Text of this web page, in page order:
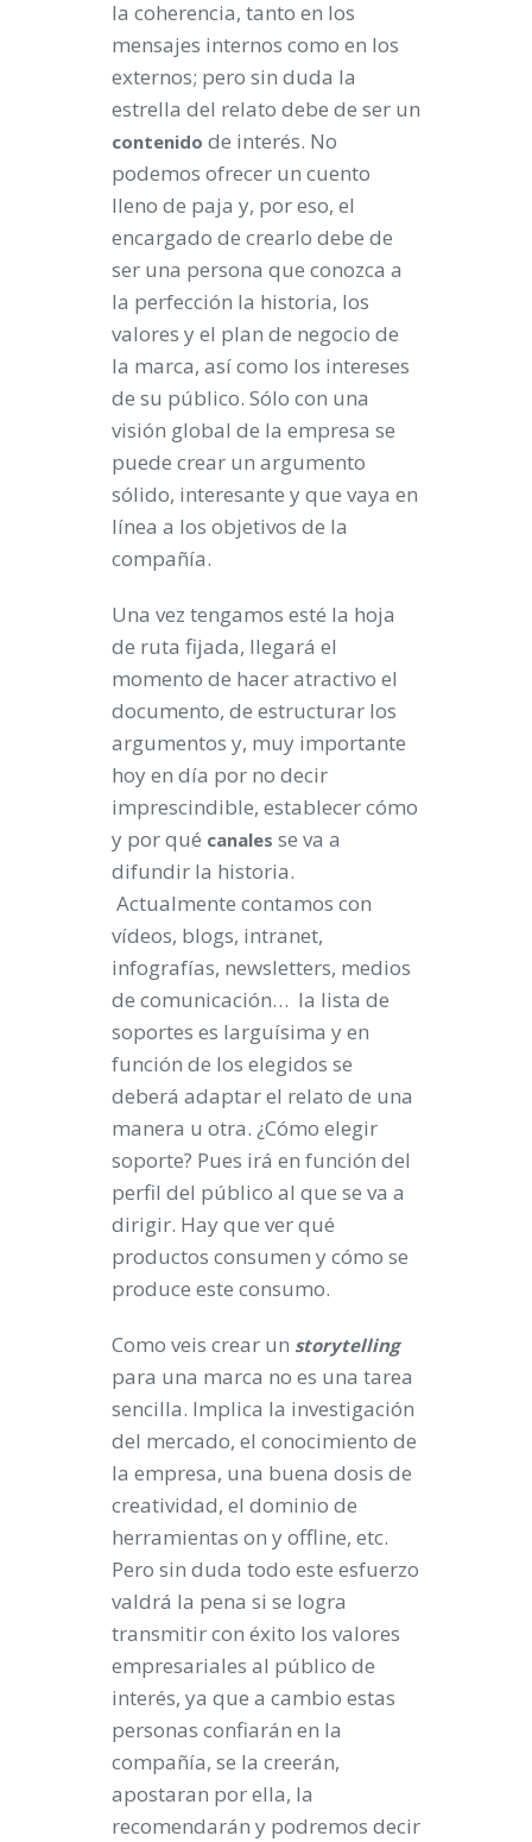
la coherencia, tanto en los
mensajes internos como en los
externos; pero sin duda la
estrella del relato debe de ser un
contenido de interés. No
podemos ofrecer un cuento
lleno de paja y, por eso, el
encargado de crearlo debe de
ser una persona que conozca a
la perfección la historia, los
valores y el plan de negocio de
la marca, así como los intereses
de su público. Sólo con una
visión global de la empresa se
puede crear un argumento
sólido, interesante y que vaya en
línea a los objetivos de la
compañía.
Una vez tengamos esté la hoja
de ruta fijada, llegará el
momento de hacer atractivo el
documento, de estructurar los
argumentos y, muy importante
hoy en día por no decir
imprescindible, establecer cómo
y por qué canales se va a
difundir la historia.
Actualmente contamos con
vídeos, blogs, intranet,
infografías, newsletters, medios
de comunicación… la lista de
soportes es larguísima y en
función de los elegidos se
deberá adaptar el relato de una
manera u otra. ¿Cómo elegir
soporte? Pues irá en función del
perfil del público al que se va a
dirigir. Hay que ver qué
productos consumen y cómo se
produce este consumo.
Como veis crear un storytelling
para una marca no es una tarea
sencilla. Implica la investigación
del mercado, el conocimiento de
la empresa, una buena dosis de
creatividad, el dominio de
herramientas on y offline, etc.
Pero sin duda todo este esfuerzo
valdrá la pena si se logra
transmitir con éxito los valores
empresariales al público de
interés, ya que a cambio estas
personas confiarán en la
compañía, se la creerán,
apostaran por ella, la
recomendarán y podremos decir